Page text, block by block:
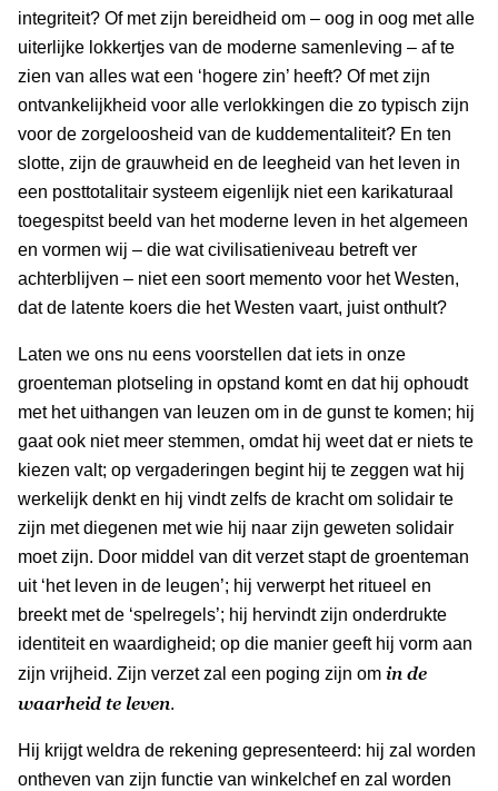
integriteit? Of met zijn bereidheid om – oog in oog met alle
uiterlijke lokkertjes van de moderne samenleving – af te
zien van alles wat een ‘hogere zin’ heeft? Of met zijn
ontvankelijkheid voor alle verlokkingen die zo typisch zijn
voor de zorgeloosheid van de kuddementaliteit? En ten
slotte, zijn de grauwheid en de leegheid van het leven in
een posttotalitair systeem eigenlijk niet een karikaturaal
toegespitst beeld van het moderne leven in het algemeen
en vormen wij – die wat civilisatieniveau betreft ver
achterblijven – niet een soort memento voor het Westen,
dat de latente koers die het Westen vaart, juist onthult?
Laten we ons nu eens voorstellen dat iets in onze
groenteman plotseling in opstand komt en dat hij ophoudt
met het uithangen van leuzen om in de gunst te komen; hij
gaat ook niet meer stemmen, omdat hij weet dat er niets te
kiezen valt; op vergaderingen begint hij te zeggen wat hij
werkelijk denkt en hij vindt zelfs de kracht om solidair te
zijn met diegenen met wie hij naar zijn geweten solidair
moet zijn. Door middel van dit verzet stapt de groenteman
uit ‘het leven in de leugen’; hij verwerpt het ritueel en
breekt met de ‘spelregels’; hij hervindt zijn onderdrukte
identiteit en waardigheid; op die manier geeft hij vorm aan
zijn vrijheid. Zijn verzet zal een poging zijn om in de
waarheid te leven.
Hij krijgt weldra de rekening gepresenteerd: hij zal worden
ontheven van zijn functie van winkelchef en zal worden